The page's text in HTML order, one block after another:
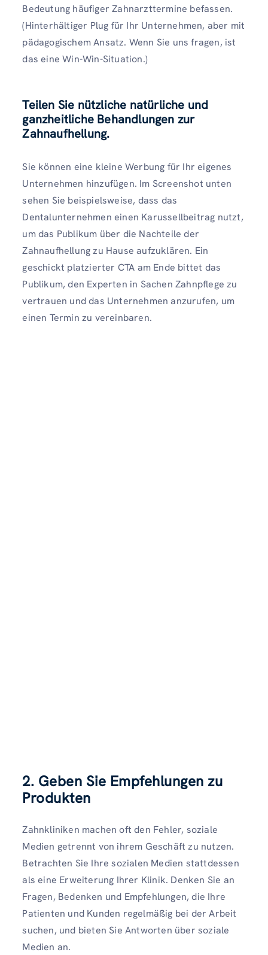
Bedeutung häufiger Zahnarzttermine befassen.
(Hinterhältiger Plug für Ihr Unternehmen, aber mit
pädagogischem Ansatz. Wenn Sie uns fragen, ist
das eine Win-Win-Situation.)
Teilen Sie nützliche natürliche und
ganzheitliche Behandlungen zur
Zahnaufhellung.
Sie können eine kleine Werbung für Ihr eigenes
Unternehmen hinzufügen. Im Screenshot unten
sehen Sie beispielsweise, dass das
Dentalunternehmen einen Karussellbeitrag nutzt,
um das Publikum über die Nachteile der
Zahnaufhellung zu Hause aufzuklären. Ein
geschickt platzierter CTA am Ende bittet das
Publikum, den Experten in Sachen Zahnpflege zu
vertrauen und das Unternehmen anzurufen, um
einen Termin zu vereinbaren.
2. Geben Sie Empfehlungen zu
Produkten
Zahnkliniken machen oft den Fehler, soziale
Medien getrennt von ihrem Geschäft zu nutzen.
Betrachten Sie Ihre sozialen Medien stattdessen
als eine Erweiterung Ihrer Klinik. Denken Sie an
Fragen, Bedenken und Empfehlungen, die Ihre
Patienten und Kunden regelmäßig bei der Arbeit
suchen, und bieten Sie Antworten über soziale
Medien an.